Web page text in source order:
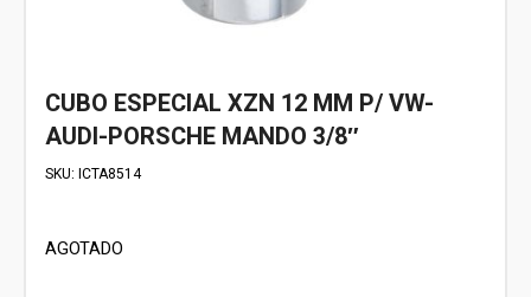
CUBO ESPECIAL XZN 12 MM P/ VW-
AUDI-PORSCHE MANDO 3/8″
SKU: ICTA8514
AGOTADO